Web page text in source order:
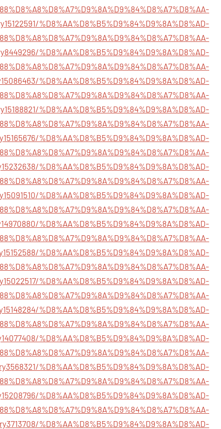
%D8%AA%D8%B5%D9%84%D9%8A%D8%AD-
%D8%AA%D8%B5%D9%84%D9%8A%D8%AD-
%D8%AA%D8%B5%D9%84%D9%8A%D8%AD-
%D8%AA%D8%B5%D9%84%D9%8A%D8%AD-
%D8%AA%D8%B5%D9%84%D9%8A%D8%AD-
%D8%AA%D8%B5%D9%84%D9%8A%D8%AD-
%D8%AA%D8%B5%D9%84%D9%8A%D8%AD-
%D8%AA%D8%B5%D9%84%D9%8A%D8%AD-
%D8%AA%D8%B5%D9%84%D9%8A%D8%AD-
%D8%AA%D8%B5%D9%84%D9%8A%D8%AD-
%D8%AA%D8%B5%D9%84%D9%8A%D8%AD-
%D8%AA%D8%B5%D9%84%D9%8A%D8%AD-
%D8%AA%D8%B5%D9%84%D9%8A%D8%AD-
%D8%AA%D8%B5%D9%84%D9%8A%D8%AD-
%D8%AA%D8%B5%D9%84%D9%8A%D8%AD-